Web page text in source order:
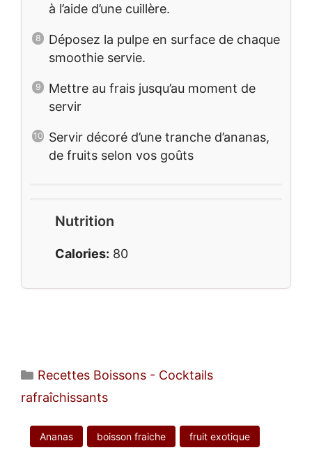
à l’aide d’une cuillère.
Déposez la pulpe en surface de chaque
smoothie servie.
Mettre au frais jusqu’au moment de
servir
Servir décoré d’une tranche d’ananas,
de fruits selon vos goûts
Nutrition
Calories: 80
Catégories
Recettes Boissons - Cocktails
rafraîchissants
Ananas boisson fraiche fruit exotique